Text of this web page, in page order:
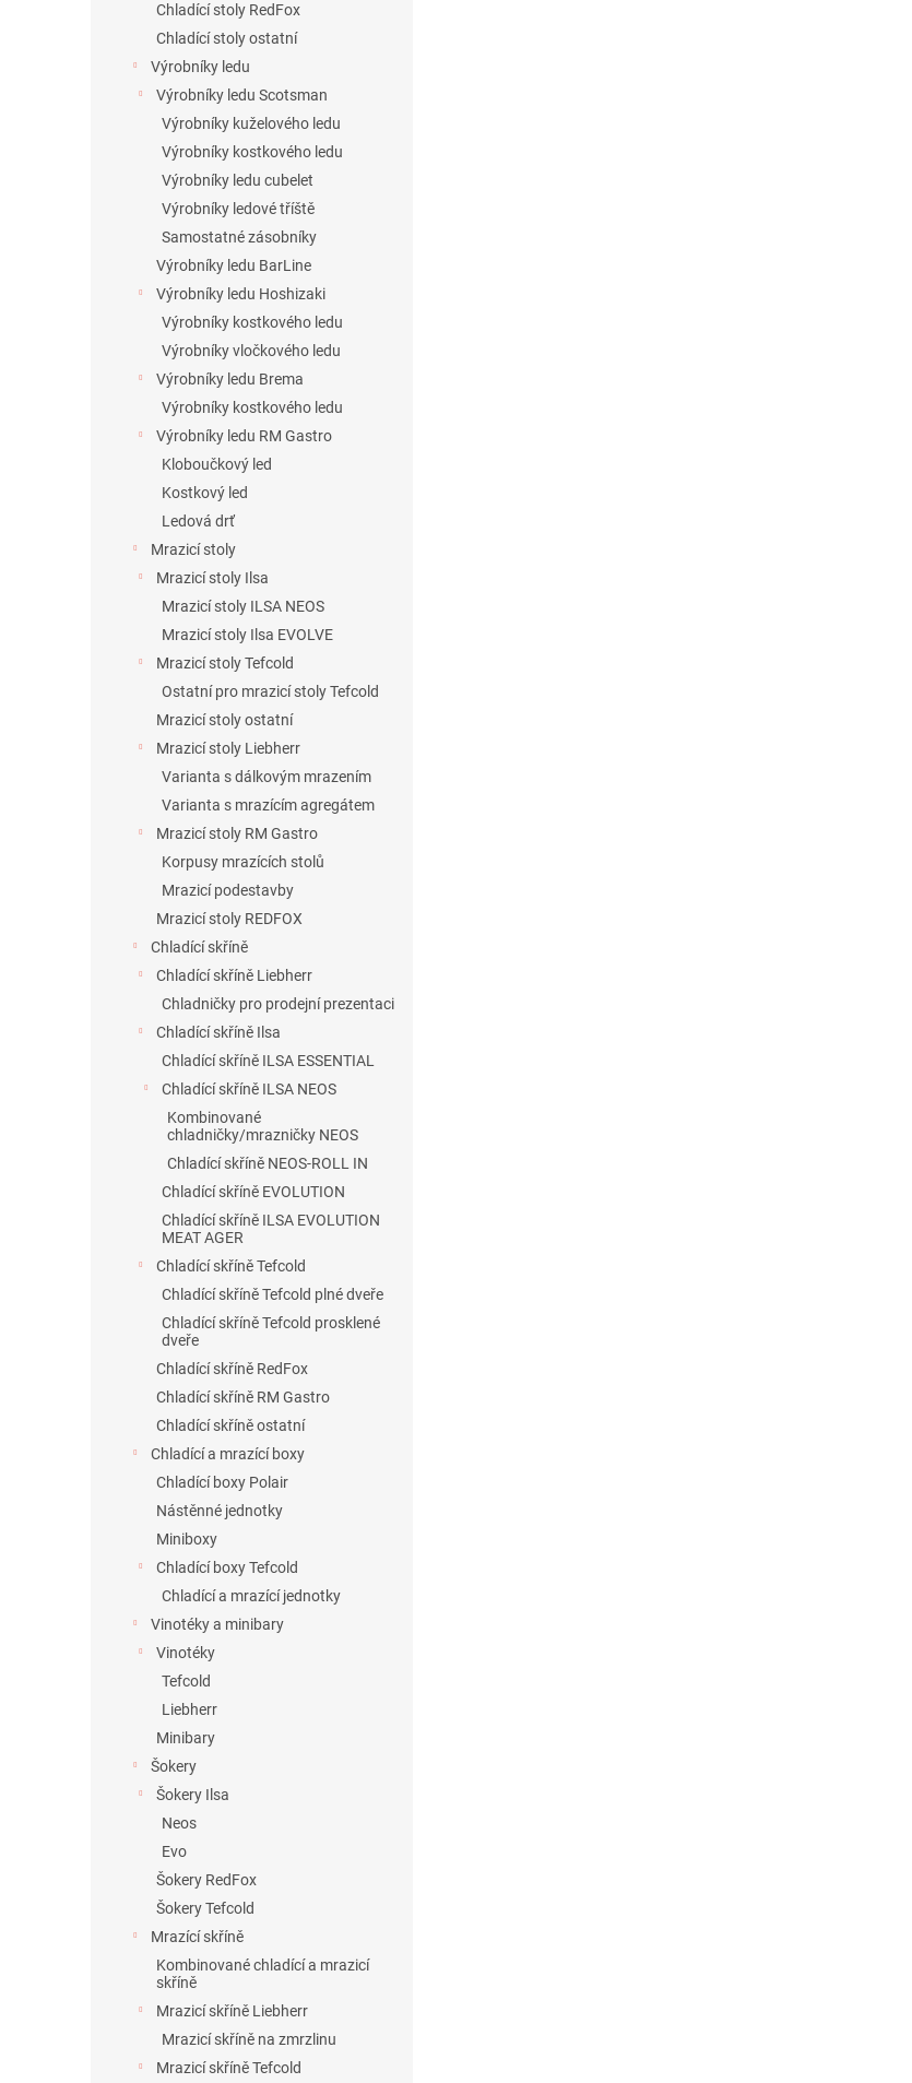
Chladící stoly RedFox
Chladící stoly ostatní
Výrobníky ledu
Výrobníky ledu Scotsman
Výrobníky kuželového ledu
Výrobníky kostkového ledu
Výrobníky ledu cubelet
Výrobníky ledové tříště
Samostatné zásobníky
Výrobníky ledu BarLine
Výrobníky ledu Hoshizaki
Výrobníky kostkového ledu
Výrobníky vločkového ledu
Výrobníky ledu Brema
Výrobníky kostkového ledu
Výrobníky ledu RM Gastro
Kloboučkový led
Kostkový led
Ledová drť
Mrazicí stoly
Mrazicí stoly Ilsa
Mrazicí stoly ILSA NEOS
Mrazicí stoly Ilsa EVOLVE
Mrazicí stoly Tefcold
Ostatní pro mrazicí stoly Tefcold
Mrazicí stoly ostatní
Mrazicí stoly Liebherr
Varianta s dálkovým mrazením
Varianta s mrazícím agregátem
Mrazicí stoly RM Gastro
Korpusy mrazících stolů
Mrazicí podestavby
Mrazicí stoly REDFOX
Chladící skříně
Chladící skříně Liebherr
Chladničky pro prodejní prezentaci
Chladící skříně Ilsa
Chladící skříně ILSA ESSENTIAL
Chladící skříně ILSA NEOS
Kombinované
chladničky/mrazničky NEOS
Chladící skříně NEOS-ROLL IN
Chladící skříně EVOLUTION
Chladící skříně ILSA EVOLUTION
MEAT AGER
Chladící skříně Tefcold
Chladící skříně Tefcold plné dveře
Chladící skříně Tefcold prosklené
dveře
Chladící skříně RedFox
Chladící skříně RM Gastro
Chladící skříně ostatní
Chladící a mrazící boxy
Chladící boxy Polair
Nástěnné jednotky
Miniboxy
Chladící boxy Tefcold
Chladící a mrazící jednotky
Vinotéky a minibary
Vinotéky
Tefcold
Liebherr
Minibary
Šokery
Šokery Ilsa
Neos
Evo
Šokery RedFox
Šokery Tefcold
Mrazící skříně
Kombinované chladící a mrazicí
skříně
Mrazicí skříně Liebherr
Mrazicí skříně na zmrzlinu
Mrazicí skříně Tefcold